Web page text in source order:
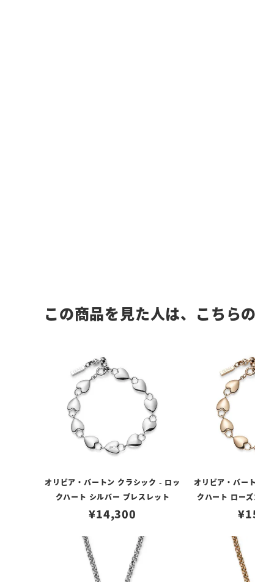
この商品を見た人は、こちら
オリビア・バートン クラシック - ロッ
クハート シルバー ブレスレット
¥14,300
オリビア・バー
クハート ロー
¥